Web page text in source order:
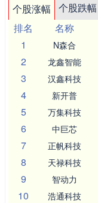
个股涨幅 个股跌幅
排名
名称
1
N森合
2 龙鑫智能
3 汉鑫科技
4 新开普
5 万集科技
6 中巨芯
7 正帆科技
8 天禄科技
9 智动力
10 浩通科技